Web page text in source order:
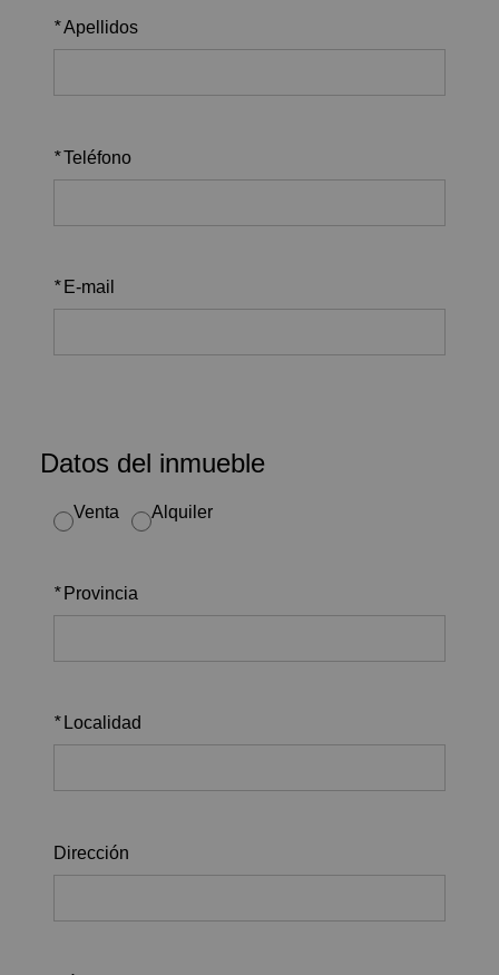
*Apellidos
*Teléfono
* E-mail
Datos del inmueble
Venta Alquiler
* Provincia
* Localidad
Dirección